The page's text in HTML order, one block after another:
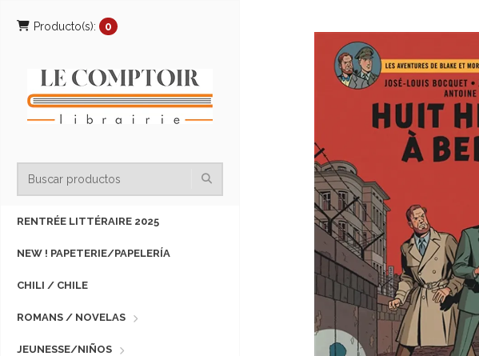
Producto(s): 0
RENTRÉE LITTÉRAIRE 2025
NEW ! PAPETERIE/PAPELERÍA
CHILI / CHILE
ROMANS / NOVELAS
JEUNESSE/NIÑOS